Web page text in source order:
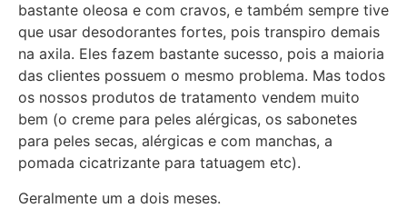
bastante oleosa e com cravos, e também sempre tive
que usar desodorantes fortes, pois transpiro demais
na axila. Eles fazem bastante sucesso, pois a maioria
das clientes possuem o mesmo problema. Mas todos
os nossos produtos de tratamento vendem muito
bem (o creme para peles alérgicas, os sabonetes
para peles secas, alérgicas e com manchas, a
pomada cicatrizante para tatuagem etc).
Geralmente um a dois meses.